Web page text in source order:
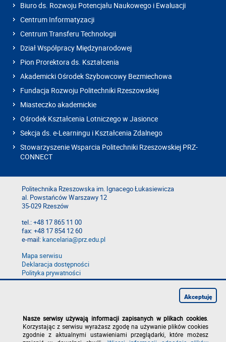
Biuro ds. Rozwoju Potencjału Naukowego i Ewaluacji
Centrum Informatyzacji
Centrum Transferu Technologii
Dział Współpracy Międzynarodowej
Pion Prorektora ds. Kształcenia
Akademicki Ośrodek Szybowcowy Bezmiechowa
Fundacja Rozwoju Politechniki Rzeszowskiej
Miasteczko akademickie
Ośrodek Kształcenia Lotniczego w Jasionce
Sekcja ds. e-Learningu i Kształcenia Zdalnego
Stowarzyszenie Wsparcia Politechniki Rzeszowskiej PRZ-
CONNECT
Politechnika Rzeszowska im. Ignacego Łukasiewicza
al. Powstańców Warszawy 12
35-029 Rzeszów
tel.: +48 17 865 11 00
fax: +48 17 854 12 60
e-mail:kancelaria@prz.edu.pl
Mapa serwisu
Deklaracja dostępności
Polityka prywatności
Zgłoś błąd na stronie
Nasze serwisy używają informacji zapisanych w plikach cookies
Korzystając z serwisu wyrażasz zgodę na używanie plików cookies
zgodnie z aktualnymi ustawieniami przeglądarki, które możesz
Akceptuję